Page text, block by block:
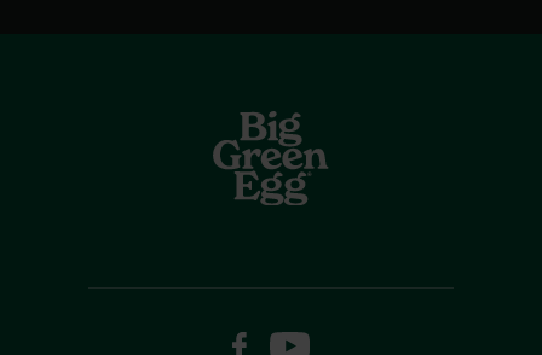
FACEBOOKYOUTUBE